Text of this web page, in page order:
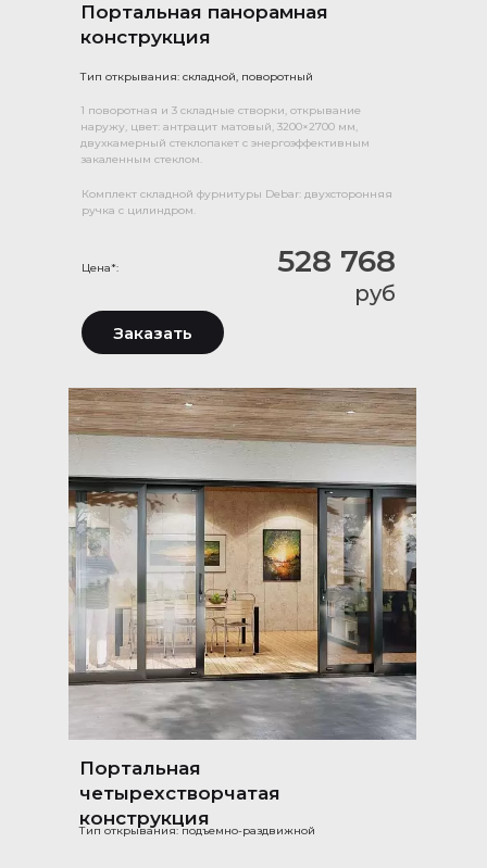
Портальная панорамная
конструкция
Тип открывания: складной, поворотный
528 768
руб
Цена*:
1 поворотная и 3 складные створки, открывание
наружу, цвет: антрацит матовый, 3200×2700 мм,
двухкамерный стеклопакет с энергоэффективным
закаленным стеклом.
Комплект складной фурнитуры Debar: двухсторонняя
ручка с цилиндром.
Заказать
Портальная
четырехстворчатая
конструкция
Тип открывания: подъемно-раздвижной